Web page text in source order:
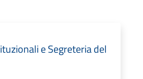
e Segreteria del